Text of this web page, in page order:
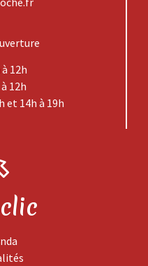
12h
12h
et 14h à 19h